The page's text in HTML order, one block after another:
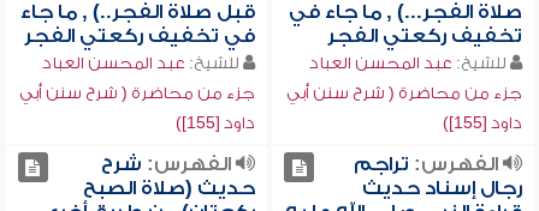
صلاة الفجر...) , ما جاء في
تخفيف ركعتي الفجر
للشيخ: عبد المحسن العباد
جزء من محاضرة ( شرح سنن أبي
داود [155])
قبل صلاة الفجر..) , ما جاء
في تخفيف ركعتي الفجر
للشيخ: عبد المحسن العباد
جزء من محاضرة ( شرح سنن أبي
داود [155])
الفهرس: تراجم
رجال إسناد حديث
الفهرس: شرح
حديث (صلاة الصبح